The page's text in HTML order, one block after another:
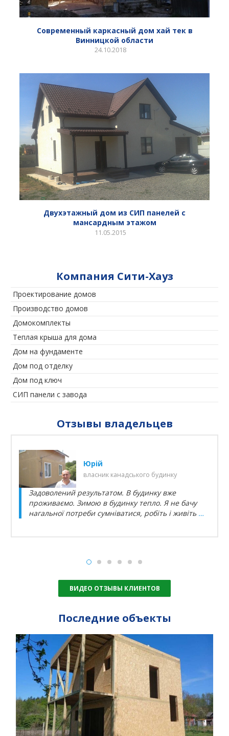
Современный каркасный дом хай тек в
Винницкой области
24.10.2018
Двухэтажный дом из СИП панелей с
мансардным этажом
11.05.2015
Компания Сити-Хауз
Проектирование домов
Производство домов
Домокомплекты
Теплая крыша для дома
Дом на фундаменте
Дом под отделку
Дом под ключ
СИП панели с завода
Отзывы владельцев
Юрій
власник канадського будинку
Задоволений результатом. В будинку вже
проживаємо. Зимою в будинку тепло. Я не бачу
нагальної потреби сумніватися, робіть і живіть …
ВИДЕО ОТЗЫВЫ КЛИЕНТОВ
Последние объекты